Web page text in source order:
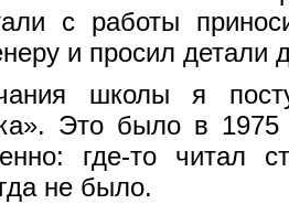
с работы
и просил детали
школы я
Это было в
где-то читал
не было.